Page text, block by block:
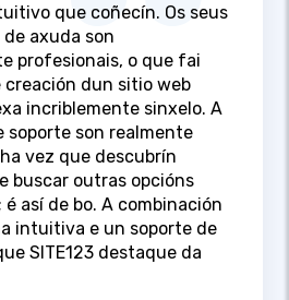
que coñecín. Os seus
axuda son
profesionais, o que fai
creación dun sitio web
incriblemente sinxelo. A
soporte son realmente
vez que descubrín
buscar outras opcións
así de bo. A combinación
intuitiva e un soporte de
SITE123 destaque da